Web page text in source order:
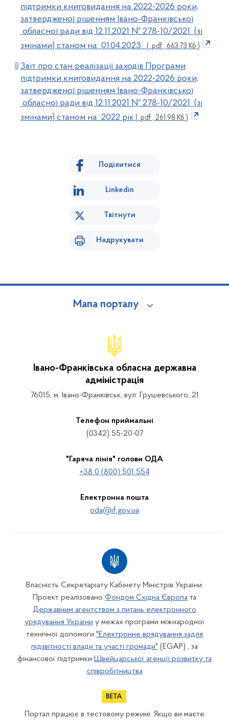
підтримки книговидання на 2022-2026 роки,
затвердженої рішенням Івано-Франківської
обласної ради від 12.11.2021 № 278-10/2021 (зі
змінами) станом на 01.04.2023
( .pdf , 663.73 Кб )
Звіт про стан реалізації заходів Програми
підтримки книговидання на 2022-2026 роки,
затвердженої рішенням Івано-Франківської
обласної ради від 12.11.2021 № 278-10/2021 (зі
змінами) станом на 2022 рік ( .pdf , 261.98 Кб )
Поділитися
Linkedin
Твітнути
Надрукувати
Мапа порталу
Івано-Франківська обласна державна
адміністрація
76015, м. Івано-Франківськ, вул. Грушевського, 21
Телефон приймальні
(0342) 55-20-07
"Гаряча лінія" голови ОДА
+38 0 (800) 501 554
Електронна пошта
oda@if.gov.ua
Власність Секретаріату Кабінету Міністрів України.
Проект реалізовано Фондом Східна Європа та
Державним агентством з питань електронного
урядування України у межах програми міжнародної
технічної допомоги "Електронне врядування задля
підзвітності влади та участі громади" (EGAP) , за
фінансової підтримки Швейцарської агенції розвитку та
співробітництва
Портал працює в тестовому режимі. Якщо ви маєте